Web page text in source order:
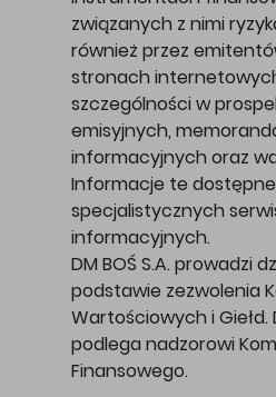
związanych z nimi
również przez
stronach
szczególności w
emisyjnych,
informacyjnych oraz
Informacje te
specjalistycznych
informacyjnych.
DM BOŚ S.A. prowadzi
podstawie zezwolenia
Wartościowych i Giełd.
podlega nadzorowi
Finansowego.